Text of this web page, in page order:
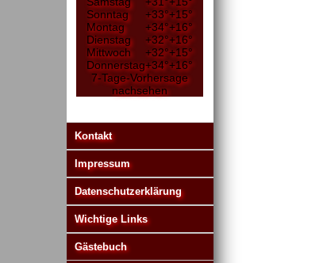
Sonntag
+33°+15°
Montag
+34°+16°
Dienstag
+32°+16°
Mittwoch
+32°+15°
Donnerstag+34°+16°
7-Tage-Vorhersage
nachsehen
Kontakt
Impressum
Datenschutzerklärung
Wichtige Links
Gästebuch